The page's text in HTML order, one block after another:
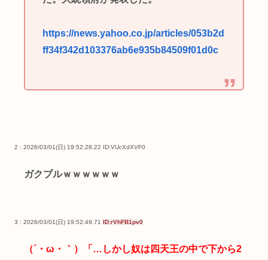
https://news.yahoo.co.jp/articles/053b2d
ff34f342d103376ab6e935b84509f01d0c
2 : 2026/03/01(日) 19:52:28.22 ID:VUcXdXVF0
ガクブルｗｗｗｗｗｗ
3 : 2026/03/01(日) 19:52:49.71 ID:rVhFB1pv0
（´・ω・｀）「…しかし奴は四天王の中で下から2